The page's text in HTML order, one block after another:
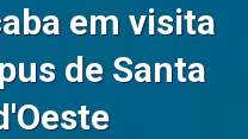
em visita
de Santa